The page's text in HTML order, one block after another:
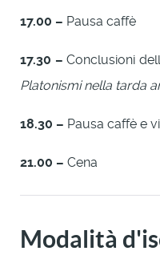
17.00 – Pausa caffè
17.30 – Conclusioni
Platonismi nella tarda
18.30 – Pausa caffè e
21.00 – Cena
Modalità